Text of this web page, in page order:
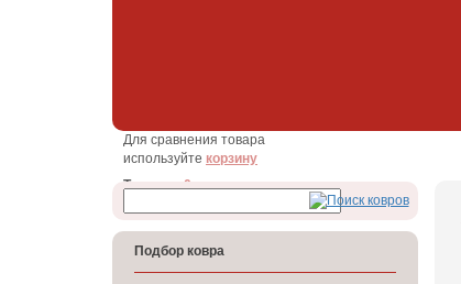
Для сравнения товара
используйте корзину
Товаров: 0 шт.
Подбор ковра